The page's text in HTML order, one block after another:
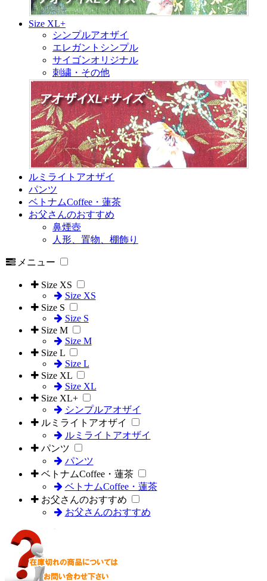
Size XL+
シンプルアオザイ
エレガントシンプル
サイゴンオリジナル
刺繍・その他
ルミライトアオザイ
パンツ
ベトナムCoffee・蓮茶
お父さんのおすすめ
鼻煙壺
人形、置物、棚飾り
メニュー
Size XS
Size XS
Size S
Size S
Size M
Size M
Size L
Size L
Size XL
Size XL
Size XL+
シンプルアオザイ
ルミライトアオザイ
ルミライトアオザイ
パンツ
パンツ
ベトナムCoffee・蓮茶
ベトナムCoffee・蓮茶
お父さんのおすすめ
お父さんのおすすめ